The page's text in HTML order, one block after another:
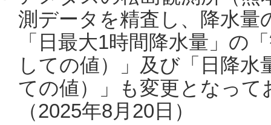
測データを精査し、降水
「日最大1時間降水量」の
しての値）」及び「日降
ての値）」も変更となっ
（2025年8月20日）